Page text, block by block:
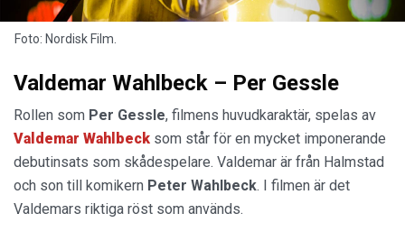
Foto: Nordisk Film.
Valdemar Wahlbeck – Per Gessle
Rollen som Per Gessle, filmens huvudkaraktär, spelas av
Valdemar Wahlbeck som står för en mycket imponerande
debutinsats som skådespelare. Valdemar är från Halmstad
och son till komikern Peter Wahlbeck. I filmen är det
Valdemars riktiga röst som används.